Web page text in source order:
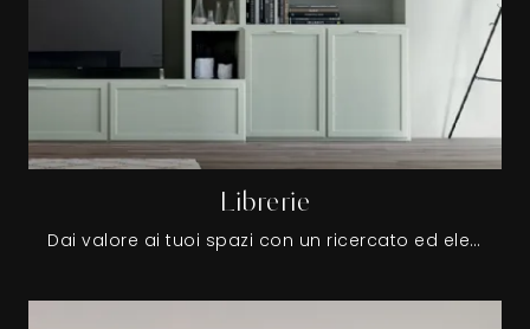
Librerie
Dai valore ai tuoi spazi con un ricercato ed elegante modello di libreria, in showroom troverai solo le più esclusive composizioni in commercio, ideali per organizzare al meglio gli ambienti impreziosendoli.